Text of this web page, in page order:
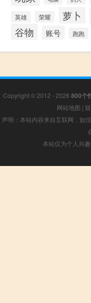
英雄 荣耀 萝卜
谷物 账号 跑跑
Copyright © 2012 - 2026 800个
网站地图 |
声明：本站内容来自互联网，如
本站仅为个人兴